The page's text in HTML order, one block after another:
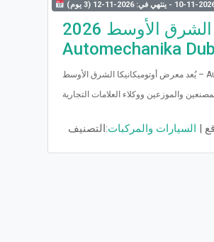
معرض أوتوميكانيكا الشرق الأوسط 2026 –
Automechanika
يُعد معرض أوتوميكانيكا الشرق الأوسط – Automechanika Dubai 2026 أكبر منصة تجارية دولية لخدمات ما بعد
التصنيف:السيارات والمركبات |